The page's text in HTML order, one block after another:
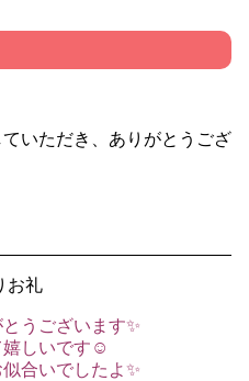
いただき、ありがとうござ
お礼
うございます✨
嬉しいです☺️
合いでしたよ✨